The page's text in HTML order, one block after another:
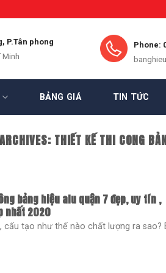
P.Tân phong
Minh
Phone:
BẢNG GIÁ TIN TỨC
THIẾT KẾ THI CONG
bảng hiệu alu quận 7 đẹp, uy tín ,
nhất 2020
cấu tạo như thế nào chất lượng ra sao?